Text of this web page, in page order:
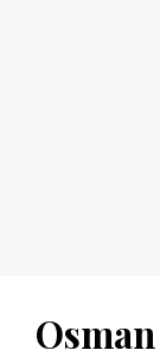
Osman